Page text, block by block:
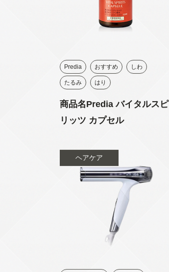
Predia おすすめ しわ
たるみ はり
商品名Predia バイタルスピ
リッツ カプセル
ヘアケア